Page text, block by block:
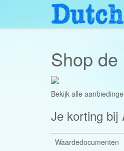
Shop
Bekijk alle
Je korting bij
Waardedocumenten